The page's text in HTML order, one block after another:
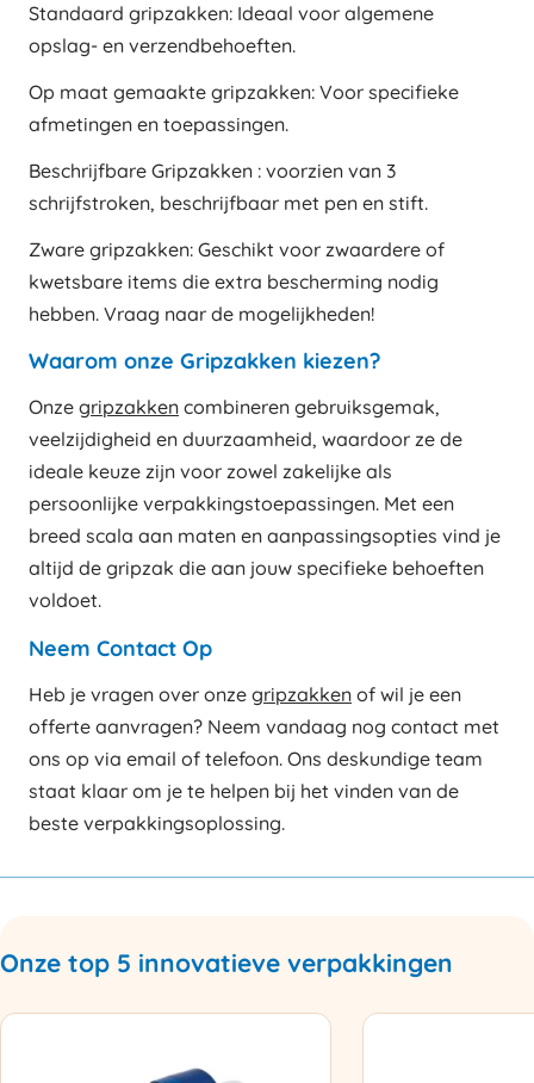
Standaard gripzakken: Ideaal voor algemene
opslag- en verzendbehoeften.
Op maat gemaakte gripzakken: Voor specifieke
afmetingen en toepassingen.
Beschrijfbare Gripzakken : voorzien van 3
schrijfstroken, beschrijfbaar met pen en stift.
Zware gripzakken: Geschikt voor zwaardere of
kwetsbare items die extra bescherming nodig
hebben. Vraag naar de mogelijkheden!
Waarom onze Gripzakken kiezen?
Onze gripzakken combineren gebruiksgemak,
veelzijdigheid en duurzaamheid, waardoor ze de
ideale keuze zijn voor zowel zakelijke als
persoonlijke verpakkingstoepassingen. Met een
breed scala aan maten en aanpassingsopties vind je
altijd de gripzak die aan jouw specifieke behoeften
voldoet.
Neem Contact Op
Heb je vragen over onze gripzakken of wil je een
offerte aanvragen? Neem vandaag nog contact met
ons op via email of telefoon. Ons deskundige team
staat klaar om je te helpen bij het vinden van de
beste verpakkingsoplossing.
Onze top 5 innovatieve verpakkingen